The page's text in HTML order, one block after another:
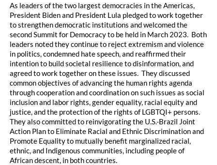
As leaders of the two largest democracies in the Americas,
President Biden and President Lula pledged to work together
to strengthen democratic institutions and welcomed the
second Summit for Democracy to be held in March 2023. Both
leaders noted they continue to reject extremism and violence
in politics, condemned hate speech, and reaffirmed their
intention to build societal resilience to disinformation, and
agreed to work together on these issues. They discussed
common objectives of advancing the human rights agenda
through cooperation and coordination on such issues as social
inclusion and labor rights, gender equality, racial equity and
justice, and the protection of the rights of LGBTQI+ persons.
They also committed to reinvigorating the U.S.-Brazil Joint
Action Plan to Eliminate Racial and Ethnic Discrimination and
Promote Equality to mutually benefit marginalized racial,
ethnic, and Indigenous communities, including people of
African descent, in both countries.